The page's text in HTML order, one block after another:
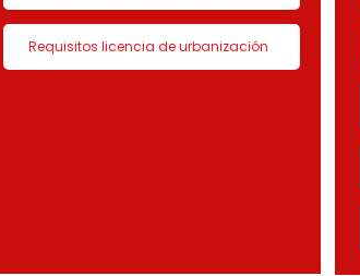
Requisitos licencia de urbanización